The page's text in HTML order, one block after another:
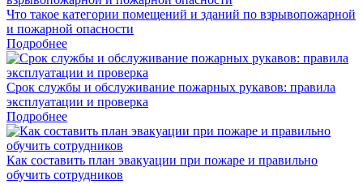
Что такое категории помещений и зданий по взрывопожарной
и пожарной опасности
Подробнее
Срок службы и обслуживание пожарных рукавов: правила
эксплуатации и проверка
Подробнее
Как составить план эвакуации при пожаре и правильно
обучить сотрудников